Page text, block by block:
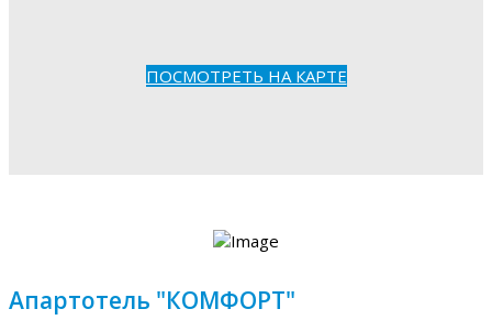
ПОСМОТРЕТЬ НА КАРТЕ
Апартотель "КОМФОРТ"